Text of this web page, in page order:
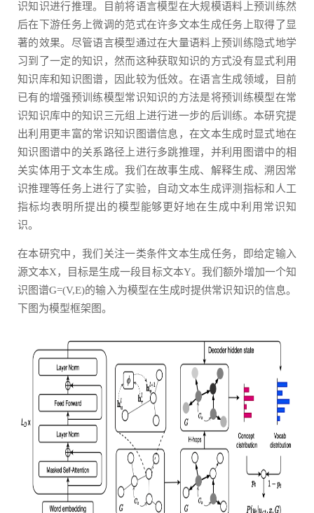
识知识进行推理。目前将语言模型在大规模语料上预训练然
后在下游任务上微调的范式在许多文本生成任务上取得了显
著的效果。尽管语言模型通过在大量语料上预训练隐式地学
习到了一定的知识，然而这种获取知识的方式没有显式利用
知识库和知识图谱，因此较为低效。在语言生成领域，目前
已有的增强预训练模型常识知识的方法是将预训练模型在常
识知识库中的知识三元组上进行进一步的后训练。本研究提
出利用更丰富的常识知识图谱信息，在文本生成时显式地在
知识图谱中的关系路径上进行多跳推理，并利用图谱中的相
关实体用于文本生成。我们在故事生成、解释生成、溯因常
识推理等任务上进行了实验，自动文本生成评测指标和人工
指标均表明所提出的模型能够更好地在生成中利用常识知
识。
在本研究中，我们关注一类条件文本生成任务，即给定输入
源文本X，目标是生成一段目标文本Y。我们额外增加一个知
识图谱G=(V,E)的输入为模型在生成时提供常识知识的信息。
下图为模型框架图。